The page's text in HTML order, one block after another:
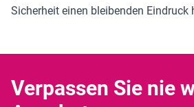
Sicherheit einen bleibenden Eindruck
Verpassen Sie nie